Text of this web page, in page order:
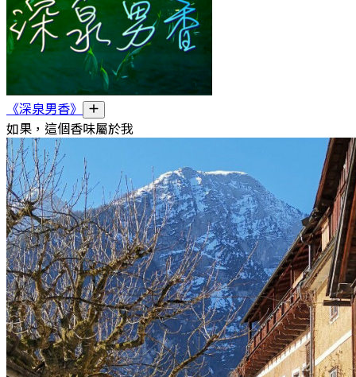
《深泉男香》
如果，這個香味屬於我